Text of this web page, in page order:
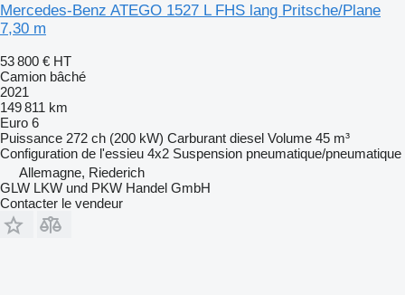
Mercedes-Benz ATEGO 1527 L FHS lang Pritsche/Plane
7,30 m
53 800 € HT
Camion bâché
2021
149 811 km
Euro 6
Puissance 272 ch (200 kW) Carburant diesel Volume 45 m³
Configuration de l'essieu 4x2 Suspension pneumatique/pneumatique
Allemagne, Riederich
GLW LKW und PKW Handel GmbH
Contacter le vendeur